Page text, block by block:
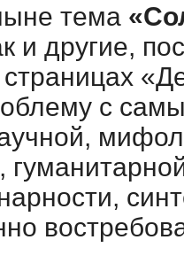
тема
и другие,
с